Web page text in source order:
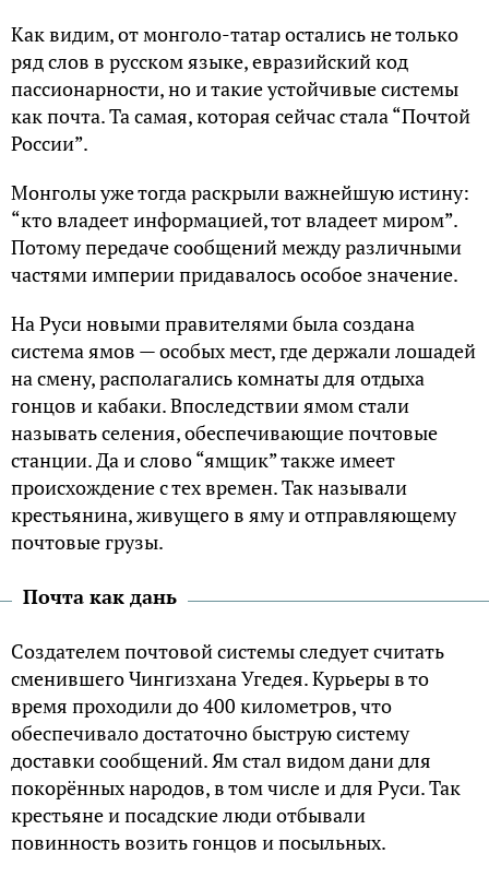
Как видим, от монголо-татар остались не только
ряд слов в русском языке, евразийский код
пассионарности, но и такие устойчивые системы
как почта. Та самая, которая сейчас стала “Почтой
России”.
Монголы уже тогда раскрыли важнейшую истину:
“кто владеет информацией, тот владеет миром”.
Потому передаче сообщений между различными
частями империи придавалось особое значение.
На Руси новыми правителями была создана
система ямов — особых мест, где держали лошадей
на смену, располагались комнаты для отдыха
гонцов и кабаки. Впоследствии ямом стали
называть селения, обеспечивающие почтовые
станции. Да и слово “ямщик” также имеет
происхождение с тех времен. Так называли
крестьянина, живущего в яму и отправляющему
почтовые грузы.
Почта как дань
Создателем почтовой системы следует считать
сменившего Чингизхана Угедея. Курьеры в то
время проходили до 400 километров, что
обеспечивало достаточно быструю систему
доставки сообщений. Ям стал видом дани для
покорённых народов, в том числе и для Руси. Так
крестьяне и посадские люди отбывали
повинность возить гонцов и посыльных.